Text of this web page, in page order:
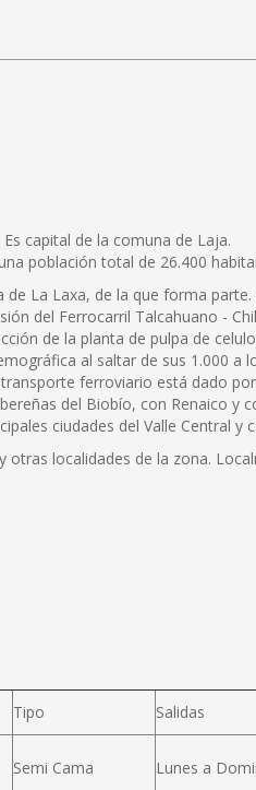
capital de la comuna de Laja.
población total de 26.400
La Laxa, de la que forma
del Ferrocarril Talcahuano -
de la planta de pulpa de
al saltar de sus 1.000
ferroviario está dado
del Biobío, con Renaico y
ciudades del Valle Central y
localidades de la zona.
Tipo Salidas
Semi Cama Lunes a